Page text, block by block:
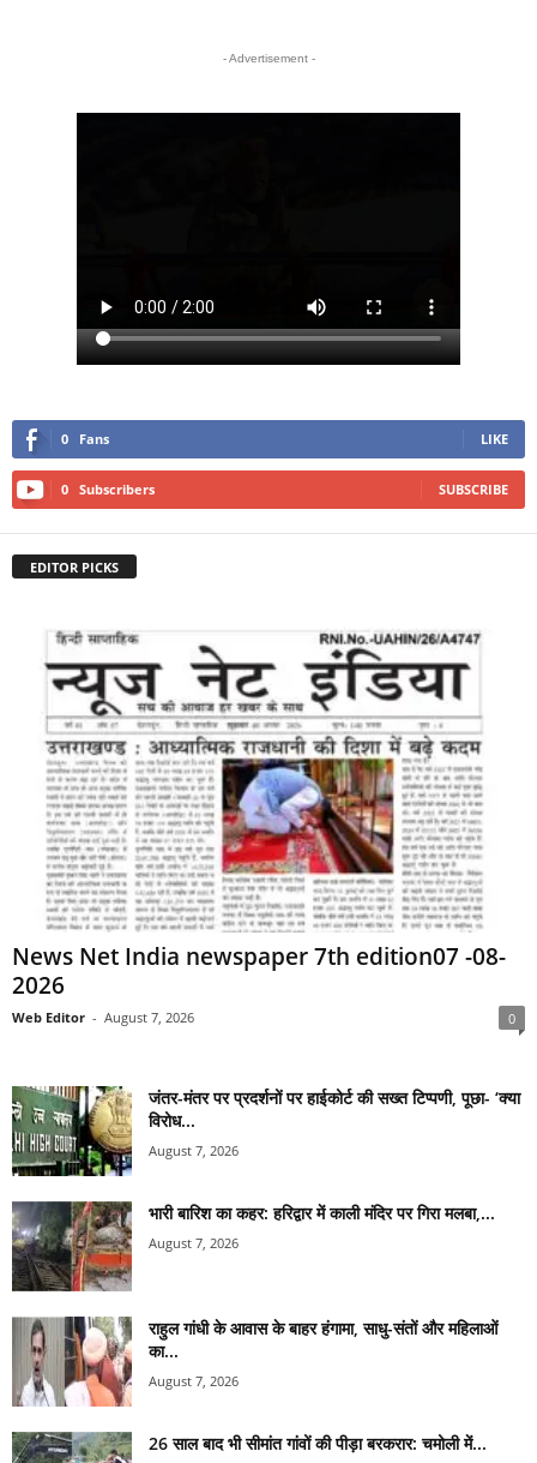
- Advertisement -
0 Fans LIKE
0 Subscribers SUBSCRIBE
EDITOR PICKS
News Net India newspaper 7th edition07 -08-
2026
Web Editor - August 7, 2026 0
जंतर-मंतर पर प्रदर्शनों पर हाईकोर्ट की सख्त टिप्पणी, पूछा- ‘क्या
विरोध...
August 7, 2026
भारी बारिश का कहर: हरिद्वार में काली मंदिर पर गिरा मलबा,...
August 7, 2026
राहुल गांधी के आवास के बाहर हंगामा, साधु-संतों और महिलाओं
का...
August 7, 2026
26 साल बाद भी सीमांत गांवों की पीड़ा बरकरार: चमोली में...